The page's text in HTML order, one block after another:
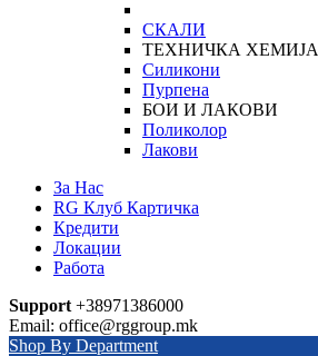
СКАЛИ
ТЕХНИЧКА ХЕМИЈА
Силикони
Пурпена
БОИ И ЛАКОВИ
Поликолор
Лакови
За Нас
RG Клуб Картичка
Кредити
Локации
Работа
Support +38971386000
Email: office@rggroup.mk
Shop By Department